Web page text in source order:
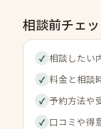
相談前チェ
✓ 相談したい
✓ 料金と相談
✓ 予約方法や
✓ 口コミや得